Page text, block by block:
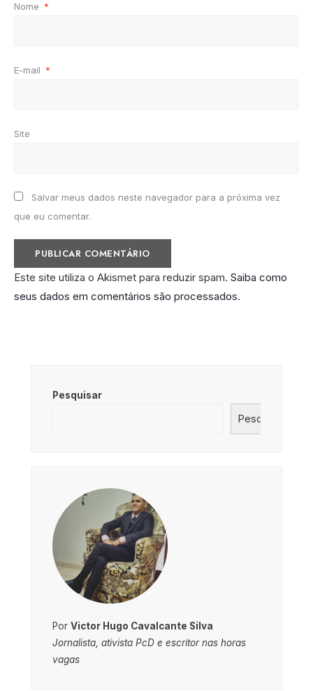
Nome *
E-mail *
Site
Salvar meus dados neste navegador para a próxima vez
que eu comentar.
Este site utiliza o Akismet para reduzir spam. Saiba como
seus dados em comentários são processados.
Pesquisar
Pesquisar
Por Victor Hugo Cavalcante Silva
Jornalista, ativista PcD e escritor nas horas
vagas